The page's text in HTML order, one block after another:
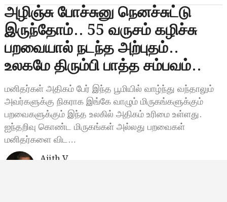
அழிஞ்சு போச்சுனு நெனச்சுட்டு
இருந்தோம்.. 55 வருசம் கழிச்சு
பறவையால் நடந்த அற்புதம்..
உலகமே திரும்பி பாத்த சம்பவம்..
மனிதர்கள் அதிகம் பேர் இந்த பூமியில் வாழ்ந்து வந்தாலும்
அவர்களுக்கு நிகராக இங்கே வாழும் மிருகங்களுக்கும்
பறவைகளுக்கும் இந்த உலகில் அதிகம் உரிமை உள்ளது.
ஐந்தறிவு கொண்ட மிருகங்கள் அல்லது பறவைகள்
மனிதர்களை விட…
Ajith V